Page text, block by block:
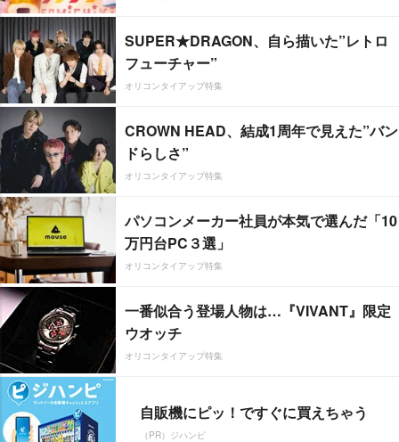
SUPER★DRAGON、自ら描いた”レトロ
フューチャー”
オリコンタイアップ特集
CROWN HEAD、結成1周年で見えた”バン
ドらしさ”
オリコンタイアップ特集
パソコンメーカー社員が本気で選んだ「10
万円台PC３選」
オリコンタイアップ特集
一番似合う登場人物は…『VIVANT』限定
ウオッチ
オリコンタイアップ特集
自販機にピッ！ですぐに買えちゃう
（PR）ジハンピ